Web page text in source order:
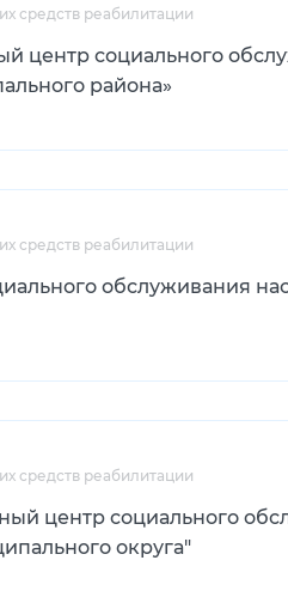
средств реабилитации
центр социального
района»
средств реабилитации
обслуживания
средств реабилитации
центр социального
округа"